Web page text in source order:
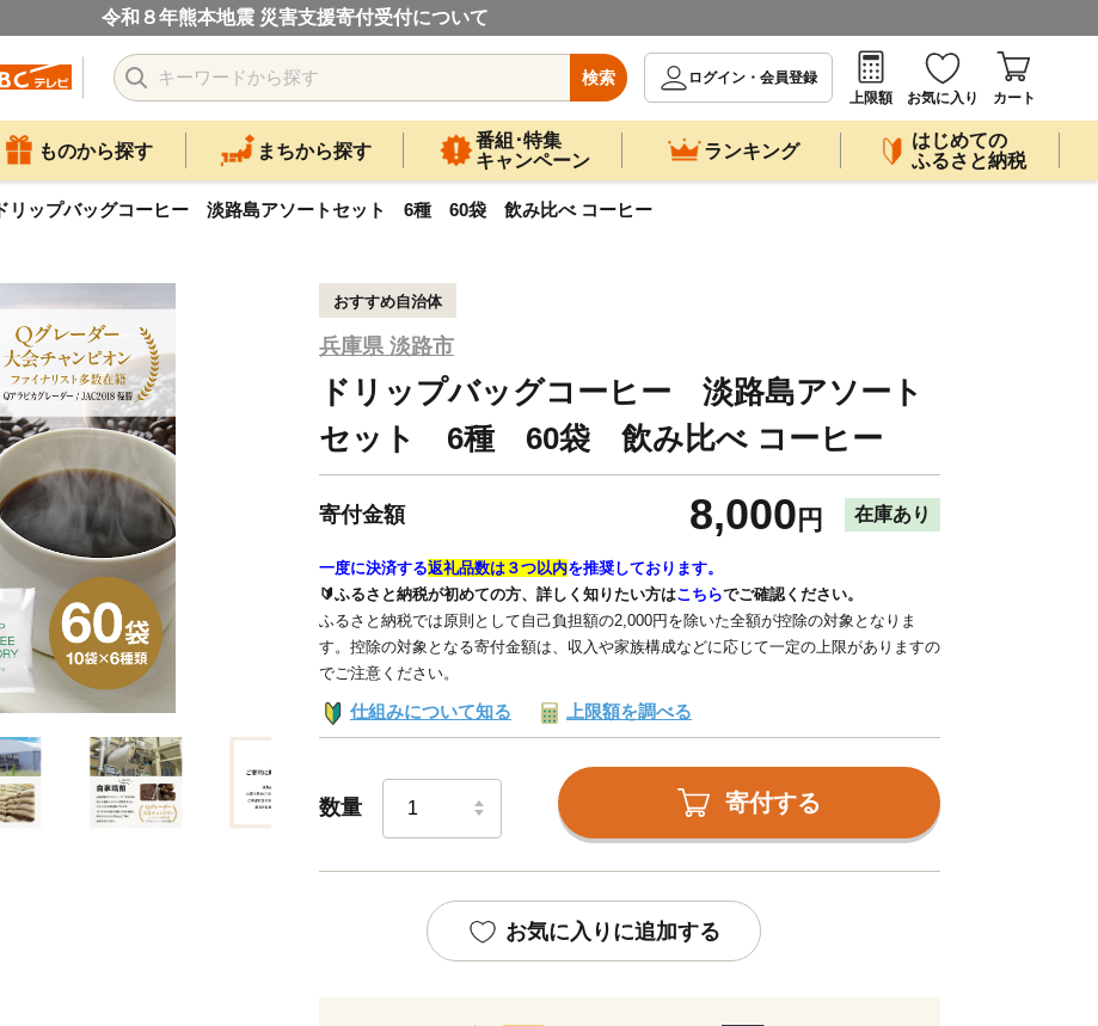
令和８年熊本地震 災害支援寄付受付について
検索
ログイン・会員登録
上限額
お気に入り カート
ものから探す まちから探す
番組･特集
キャンペーン
ランキング
はじめての
ふるさと納税
リップバッグコーヒー 淡路島アソートセット 6種 60袋 飲み比べ コーヒー
おすすめ自治体
兵庫県 淡路市
ドリップバッグコーヒー 淡路島アソート
セット 6種 60袋 飲み比べ コーヒー
寄付金額 8,000 円 在庫あり
一度に決済する返礼品数は３つ以内を推奨しております。
🔰ふるさと納税が初めての方、詳しく知りたい方はこちらでご確認ください。
ふるさと納税では原則として自己負担額の2,000円を除いた全額が控除の対象となりま
す。控除の対象となる寄付金額は、収入や家族構成などに応じて一定の上限がありますの
でご注意ください。
仕組みについて知る 上限額を調べる
数量 寄付する
お気に入りに追加する